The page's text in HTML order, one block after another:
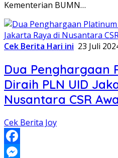
Kementerian BUMN…
Cek Berita Hari ini 23 Juli
Dua Penghargaan
Diraih PLN UID
Nusantara CSR
Cek Berita Joy
Facebook